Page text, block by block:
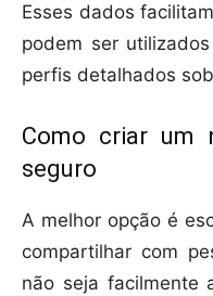
Esses dados
podem ser
perfis detalhados
Como criar um
seguro
A melhor opção é
compartilhar com
não seja facilmente